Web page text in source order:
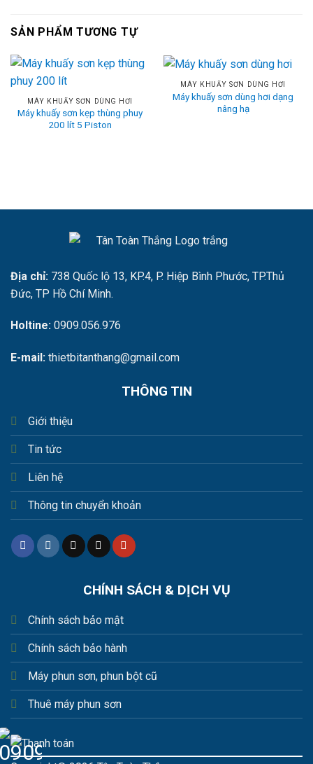
SẢN PHẨM TƯƠNG TỰ
MÁY KHUẤY SƠN DÙNG HƠI
Máy khuấy sơn kẹp thùng phuy
200 lít 5 Piston
MÁY KHUẤY SƠN DÙNG HƠI
Máy khuấy sơn dùng hơi dạng
nâng hạ
Địa chỉ: 738 Quốc lộ 13, KP.4, P. Hiệp Bình Phước, TP.Thủ
Đức, TP Hồ Chí Minh.
Holtine: 0909.056.976
E-mail: thietbitanthang@gmail.com
THÔNG TIN
Giới thiệu
Tin tức
Liên hệ
Thông tin chuyển khoản
CHÍNH SÁCH & DỊCH VỤ
Chính sách bảo mật
Chính sách bảo hành
Máy phun sơn, phun bột cũ
Thuê máy phun sơn